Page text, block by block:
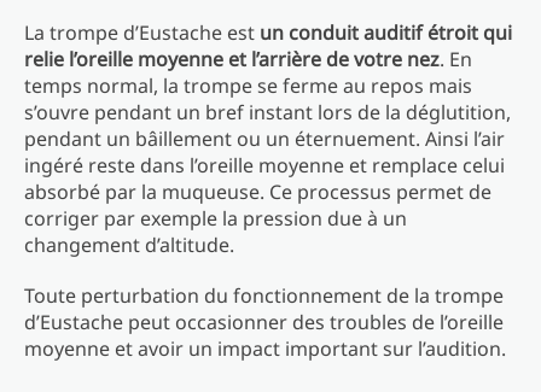
La trompe d’Eustache est un conduit auditif étroit qui
relie l’oreille moyenne et l’arrière de votre nez. En
temps normal, la trompe se ferme au repos mais
s’ouvre pendant un bref instant lors de la déglutition,
pendant un bâillement ou un éternuement. Ainsi l’air
ingéré reste dans l’oreille moyenne et remplace celui
absorbé par la muqueuse. Ce processus permet de
corriger par exemple la pression due à un
changement d’altitude.
Toute perturbation du fonctionnement de la trompe
d’Eustache peut occasionner des troubles de l’oreille
moyenne et avoir un impact important sur l’audition.